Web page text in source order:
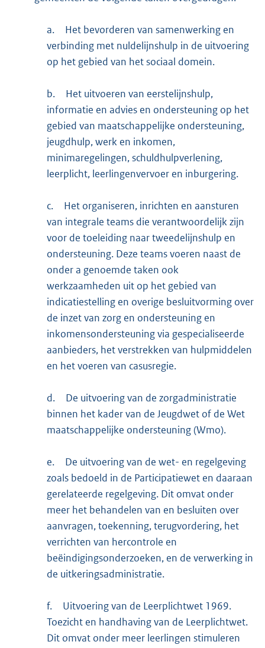
a.
Het bevorderen van samenwerking en
verbinding met nuldelijnshulp in de uitvoering
op het gebied van het sociaal domein.
b.
Het uitvoeren van eerstelijnshulp,
informatie en advies en ondersteuning op het
gebied van maatschappelijke ondersteuning,
jeugdhulp, werk en inkomen,
minimaregelingen, schuldhulpverlening,
leerplicht, leerlingenvervoer en inburgering.
c.
Het organiseren, inrichten en aansturen
van integrale teams die verantwoordelijk zijn
voor de toeleiding naar tweedelijnshulp en
ondersteuning. Deze teams voeren naast de
onder a genoemde taken ook
werkzaamheden uit op het gebied van
indicatiestelling en overige besluitvorming over
de inzet van zorg en ondersteuning en
inkomensondersteuning via gespecialiseerde
aanbieders, het verstrekken van hulpmiddelen
en het voeren van casusregie.
d.
De uitvoering van de zorgadministratie
binnen het kader van de Jeugdwet of de Wet
maatschappelijke ondersteuning (Wmo).
e.
De uitvoering van de wet- en regelgeving
zoals bedoeld in de Participatiewet en daaraan
gerelateerde regelgeving. Dit omvat onder
meer het behandelen van en besluiten over
aanvragen, toekenning, terugvordering, het
verrichten van hercontrole en
beëindigingsonderzoeken, en de verwerking in
de uitkeringsadministratie.
f.
Uitvoering van de Leerplichtwet 1969.
Toezicht en handhaving van de Leerplichtwet.
Dit omvat onder meer leerlingen stimuleren